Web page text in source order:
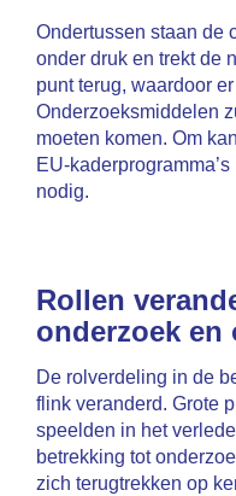
Ondertussen staan de
onder druk en trekt de
punt terug, waardoor
Onderzoeksmiddelen
moeten komen. Om
EU-
nodig.
Rollen
onderzoek
De rolverdeling in de
flink veranderd. Grote
speelden in het
betrekking tot
zich terugtrekken op